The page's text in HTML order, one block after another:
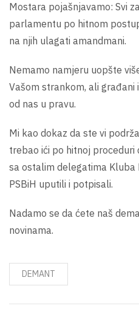
Mostara pojašnjavamo: Svi
parlamentu po hitnom
na njih ulagati amandmani.
Nemamo namjeru uopšte
Vašom strankom, ali građani
od nas u pravu.
Mi kao dokaz da ste vi
trebao ići po hitnoj
sa ostalim delegatima Kluba
PSBiH uputili i potpisali.
Nadamo se da ćete naš
novinama.
DEMANT